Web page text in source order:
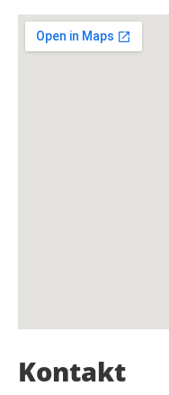
Kontakt